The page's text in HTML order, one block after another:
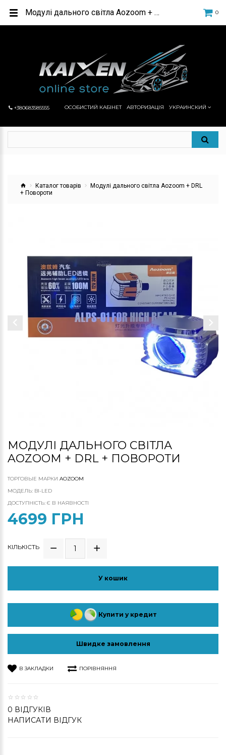
0
ОСОБИСТИЙ КАБІНЕТ
+380683585555 АВТОРИЗАЦІЯ УКРАИНСКИЙ
Каталог товарів
Модулі дального світла Aozoom + DRL
+ Повороти
МОДУЛІ ДАЛЬНОГО СВІТЛА
AOZOOM + DRL + ПОВОРОТИ
ТОРГОВЫЕ МАРКИ AOZOOM
МОДЕЛЬ: BI-LED
ДОСТУПНІСТЬ: Є В НАЯВНОСТІ
4699 ГРН
КІЛЬКІСТЬ
У кошик
Купити у кредит
Швидке замовлення
В ЗАКЛАДКИ ПОРІВНЯННЯ
0 ВІДГУКІВ
НАПИСАТИ ВІДГУК
Модулі дального світла Aozoom + DRL + Повороти в інтернет-магазині автосвітла КАЙКСЕН